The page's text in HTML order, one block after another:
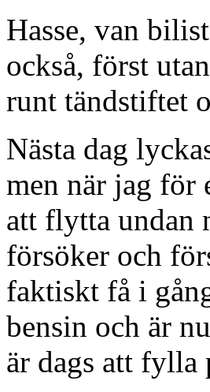
Hasse, van
också, först
runt tändstiftet
Nästa dag
men när jag för
att flytta undan
försöker och
faktiskt få i
bensin och är
är dags att fylla